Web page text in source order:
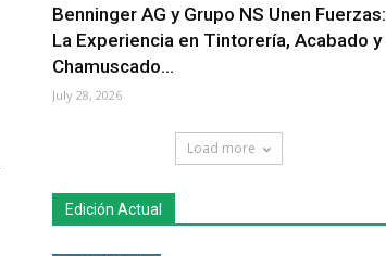
Benninger AG y Grupo NS Unen Fuerzas:
La Experiencia en Tintorería, Acabado y
Chamuscado...
July 28, 2026
Load more
Edición Actual